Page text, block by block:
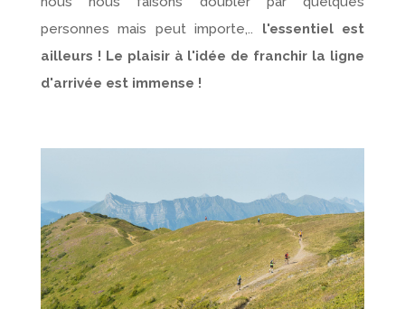
personnes mais peut importe,.. l'essentiel est
ailleurs ! Le plaisir à l'idée de franchir la ligne
d'arrivée est immense !